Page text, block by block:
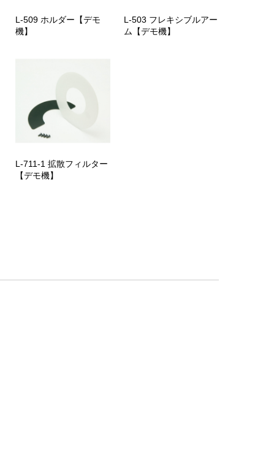
L-509 ホルダー【デモ
機】
L-503 フレキシブルアー
ム【デモ機】
L-711-1 拡散フィルター
【デモ機】